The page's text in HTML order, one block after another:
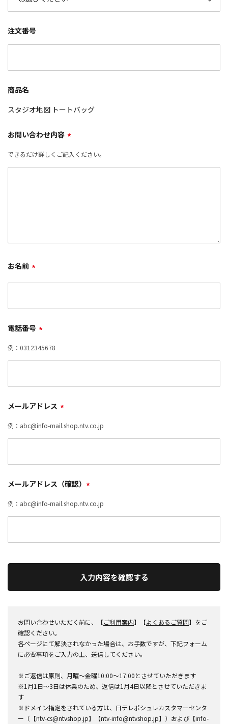
注文番号
商品名
スタジオ地図 トートバッグ
お問い合わせ内容 *
できるだけ詳しくご記入ください。
お名前 *
電話番号 *
例：0312345678
メールアドレス *
例：abc@info-mail.shop.ntv.co.jp
メールアドレス（確認） *
例：abc@info-mail.shop.ntv.co.jp
入力内容を確認する
お問い合わせいただく前に、【ご利用案内】【よくあるご質問】をご
確認ください。
各ページにて解決されなかった場合は、お手数ですが、下記フォーム
に必要事項をご入力の上、送信してください。
※ご返信は原則、月曜～金曜10:00～17:00とさせていただきます
※1月1日～3日は休業のため、返信は1月4日以降とさせていただきま
す
※ドメイン指定をされている方は、日テレポシュレカスタマーセンタ
ー（【ntv-cs@ntvshop.jp】【ntv-info@ntvshop.jp】）および【info-